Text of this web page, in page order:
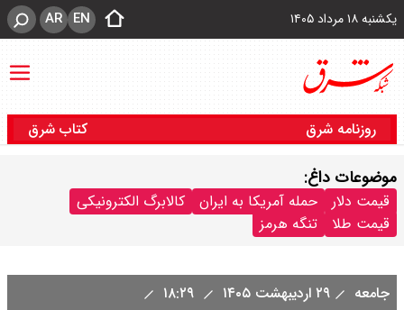
یکشنبه ۱۸ مرداد ۱۴۰۵ EN
AR
روزنامه شرق کتاب شرق
موضوعات داغ:
قیمت دلار حمله آمریکا به ایران
کالابرگ الکترونیکی
قیمت طلا
تنگه هرمز
جامعه ۲۹ اردیبهشت ۱۴۰۵